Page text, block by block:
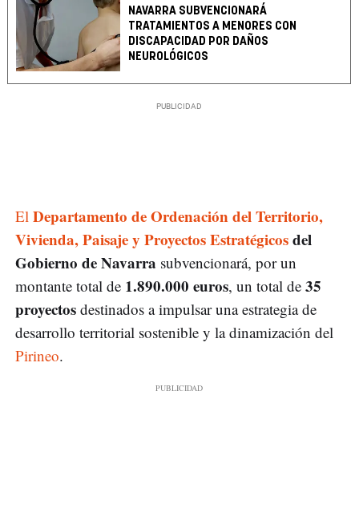
NAVARRA SUBVENCIONARÁ
TRATAMIENTOS A MENORES CON
DISCAPACIDAD POR DAÑOS
NEUROLÓGICOS
El Departamento de Ordenación del Territorio,
Vivienda, Paisaje y Proyectos Estratégicosdel
Gobierno de Navarra subvencionará, por un
montante total de 1.890.000 euros, un total de 35
proyectos destinados a impulsar una estrategia de
desarrollo territorial sostenible y la dinamización del
Pirineo.